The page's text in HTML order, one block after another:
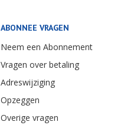
ABONNEE VRAGEN
Neem een Abonnement
Vragen over betaling
Adreswijziging
Opzeggen
Overige vragen